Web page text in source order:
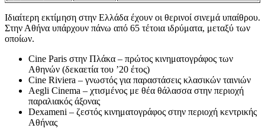
Ιδιαίτερη εκτίμηση στην Ελλάδα έχουν οι θερινοί σινεμά υπαίθρου.
Στην Αθήνα υπάρχουν πάνω από 65 τέτοια ιδρύματα, μεταξύ των
οποίων.
Cine Paris στην Πλάκα – πρώτος κινηματογράφος των
Αθηνών (δεκαετία του ’20 έτος)
Cine Riviera – γνωστός για παραστάσεις κλασικών ταινιών
Aegli Cinema – χτισμένος με θέα θάλασσα στην περιοχή
παραλιακός άξονας
Dexameni – ζεστός κινηματογράφος στην περιοχή κεντρικής
Αθήνας